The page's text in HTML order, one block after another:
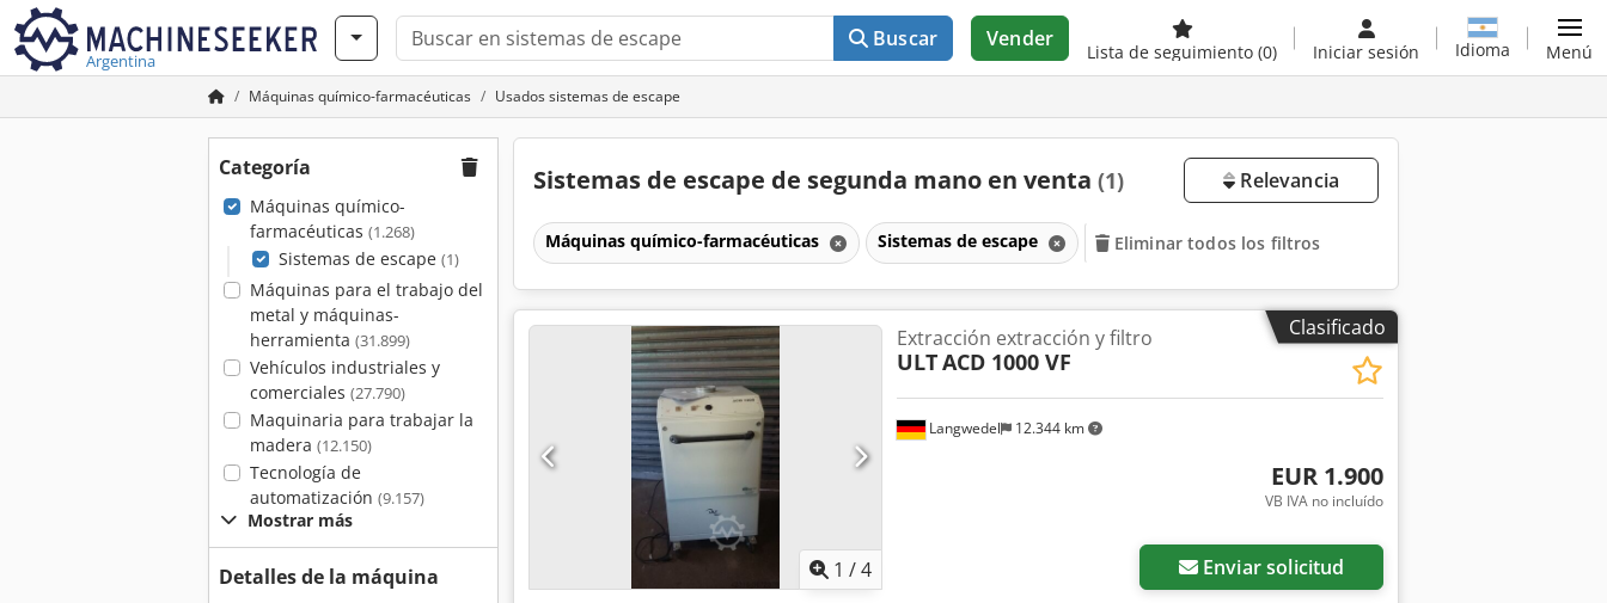
Argentina
Buscar Vender
Lista de seguimiento (0) Iniciar sesión Idioma Menú
Máquinas químico-farmacéuticas Usados sistemas de escape
Categoría
Máquinas químico-
farmacéuticas (1.268)
Sistemas de escape (1)
Máquinas para el trabajo del
metal y máquinas-
herramienta (31.899)
Vehículos industriales y
comerciales (27.790)
Maquinaria para trabajar la
madera (12.150)
Tecnología de
automatización (9.157)
Mostrar más
Detalles de la máquina
Sistemas de escape de segunda mano en venta (1) Relevancia
Máquinas químico-farmacéuticas Sistemas de escape Eliminar todos los filtros
Clasificado
1 /4
Langwedel 12.344 km
Extracción extracción y filtro
ULTACD 1000 VF
EUR 1.900
VB IVA no incluído
Enviar solicitud